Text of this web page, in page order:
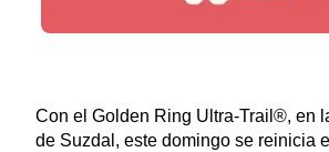
Con el Golden Ring Ultra-Trail®, en
de Suzdal, este domingo se reinicia